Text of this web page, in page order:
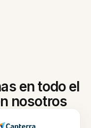
en todo el
nosotros